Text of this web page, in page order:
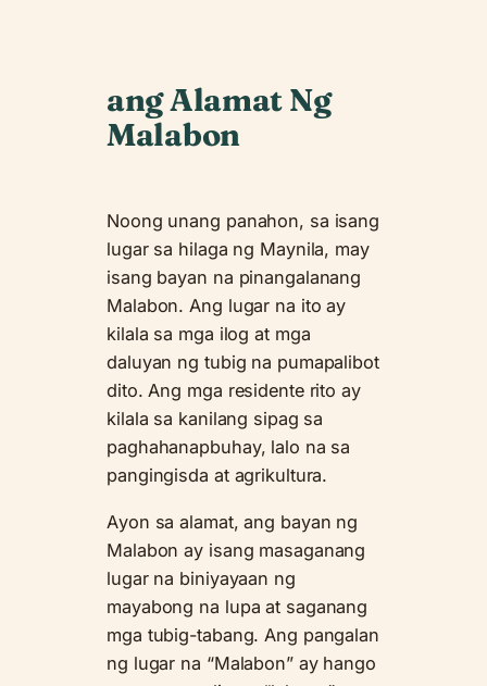
ang Alamat Ng
Malabon
Noong unang panahon, sa isang
lugar sa hilaga ng Maynila, may
isang bayan na pinangalanang
Malabon. Ang lugar na ito ay
kilala sa mga ilog at mga
daluyan ng tubig na pumapalibot
dito. Ang mga residente rito ay
kilala sa kanilang sipag sa
paghahanapbuhay, lalo na sa
pangingisda at agrikultura.
Ayon sa alamat, ang bayan ng
Malabon ay isang masaganang
lugar na biniyayaan ng
mayabong na lupa at saganang
mga tubig-tabang. Ang pangalan
ng lugar na “Malabon” ay hango